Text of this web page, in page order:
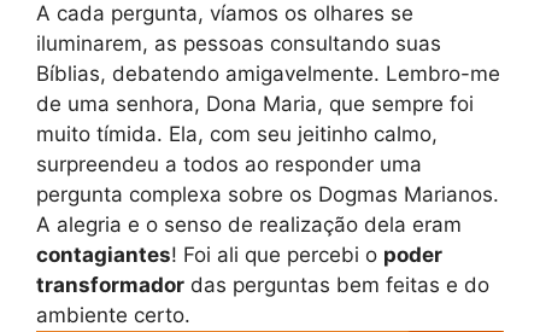
A cada pergunta, víamos os olhares se
iluminarem, as pessoas consultando suas
Bíblias, debatendo amigavelmente. Lembro-me
de uma senhora, Dona Maria, que sempre foi
muito tímida. Ela, com seu jeitinho calmo,
surpreendeu a todos ao responder uma
pergunta complexa sobre os Dogmas Marianos.
A alegria e o senso de realização dela eram
contagiantes! Foi ali que percebi o poder
transformador das perguntas bem feitas e do
ambiente certo.